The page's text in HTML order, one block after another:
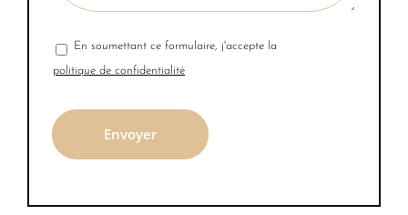
En soumettant ce formulaire, j'accepte la
politique de confidentialité